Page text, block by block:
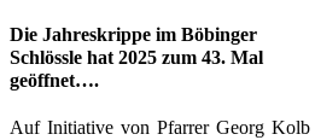
Die Jahreskrippe im Böbinger
Schlössle hat 2025 zum 43. Mal
geöffnet….
Auf Initiative von Pfarrer Georg Kolb